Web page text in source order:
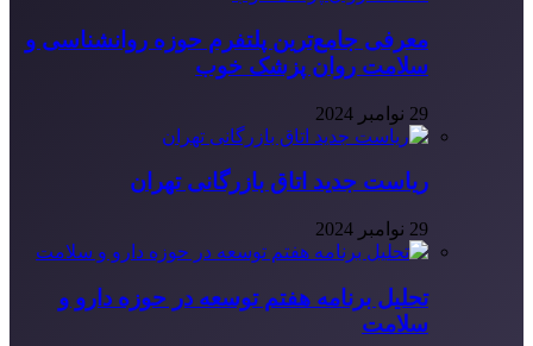
معرفی جامع‌ترین پلتفرم حوزه روانشناسی و
سلامت روان پزشک خوب
29 نوامبر 2024
ریاست جدید اتاق بازرگانی تهران
29 نوامبر 2024
تحلیل برنامه هفتم توسعه در حوزه دارو و
سلامت